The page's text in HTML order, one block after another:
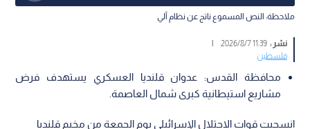
ملاحظة: النص المسموع ناتج عن نظام آلي
نشر :11:39 2026/8/7
|
فلسطين
محافظة القدس: عدوان قلنديا العسكري يستهدف فرض
مشاريع استيطانية كبرى شمال العاصمة.
انسحبت قوات الاحتلال الإسرائيلي يوم الجمعة من مخيم قلنديا